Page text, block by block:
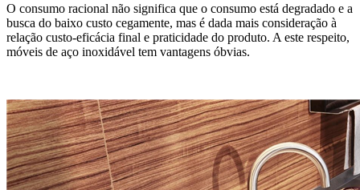
O consumo racional não significa que o consumo está degradado e a
busca do baixo custo cegamente, mas é dada mais consideração à
relação custo-eficácia final e praticidade do produto. A este respeito,
móveis de aço inoxidável tem vantagens óbvias.